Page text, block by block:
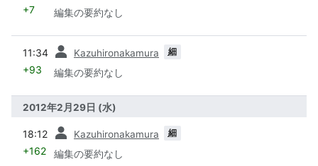
+7 編集の要約なし
11:34 Kazuhironakamura 細
+93 編集の要約なし
2012年2月29日 (水)
18:12 Kazuhironakamura 細
+162 編集の要約なし